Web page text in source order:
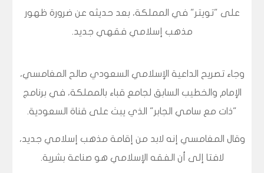
على "تويتر" في المملكة، بعد حديثه عن ضرورة ظهور
مذهب إسلامي فقهي جديد.
وجاء تصريح الداعية الإسلامي السعودي صالح المغامسي،
الإمام والخطيب السابق لجامع قباء بالمملكة، في برنامج
"ذات مع سامي الجابر" الذي يبث على قناة السعودية.
وقال المغامسي إنه لابد من إقامة مذهب إسلامي جديد،
لافتا إلى أن الفقه الإسلامي هو صناعة بشرية.